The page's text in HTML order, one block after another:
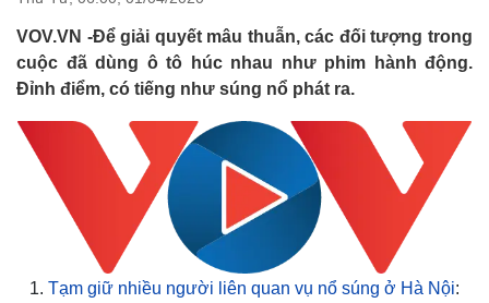
Nhận diện sự thật
Việc làm
Biển đảo
VOV.VN -Để giải quyết mâu thuẫn, các đối tượng trong
cuộc đã dùng ô tô húc nhau như phim hành động.
Đỉnh điểm, có tiếng như súng nổ phát ra.
1. Tạm giữ nhiều người liên quan vụ nổ súng ở Hà Nội: